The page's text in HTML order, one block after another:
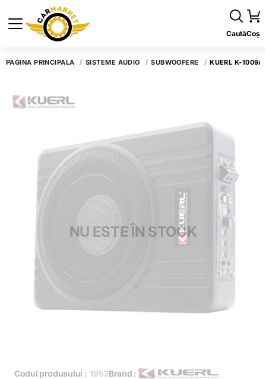
CautăCoș
PAGINA PRINCIPALĂ SISTEME AUDIO SUBWOOFERE KUERL K-
NU ESTE ÎN STOCK
Codul produsului : 1953Brand :